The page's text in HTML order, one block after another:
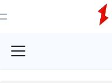
Toggle Menu